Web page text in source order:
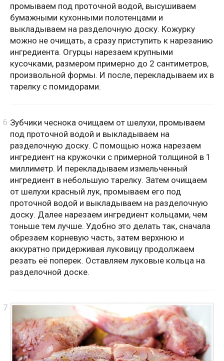
промываем под проточной водой, высушиваем
бумажными кухонными полотенцами и
выкладываем на разделочную доску. Кожурку
можно не очищать, а сразу приступить к нарезанию
ингредиента. Огурцы нарезаем крупными
кусочками, размером примерно до 2 сантиметров,
произвольной формы. И после, перекладываем их в
тарелку с помидорами.
Зубчики чеснока очищаем от шелухи, промываем
под проточной водой и выкладываем на
разделочную доску. С помощью ножа нарезаем
ингредиент на кружочки с примерной толщиной в 1
миллиметр. И перекладываем измельченный
ингредиент в небольшую тарелку. Затем очищаем
от шелухи красный лук, промываем его под
проточной водой и выкладываем на разделочную
доску. Далее нарезаем ингредиент кольцами, чем
тоньше тем лучше. Удобно это делать так, сначала
обрезаем корневую часть, затем верхнюю и
аккуратно придерживая луковицу продолжаем
резать её поперек. Оставляем луковые кольца на
разделочной доске.